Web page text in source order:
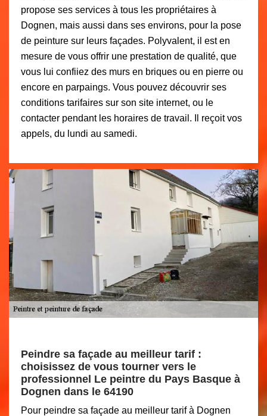
propose ses services à tous les propriétaires à
Dognen, mais aussi dans ses environs, pour la pose
de peinture sur leurs façades. Polyvalent, il est en
mesure de vous offrir une prestation de qualité, que
vous lui confiiez des murs en briques ou en pierre ou
encore en parpaings. Vous pouvez découvrir ses
conditions tarifaires sur son site internet, ou le
contacter pendant les horaires de travail. Il reçoit vos
appels, du lundi au samedi.
Peindre sa façade au meilleur tarif :
choisissez de vous tourner vers le
professionnel Le peintre du Pays Basque à
Dognen dans le 64190
Pour peindre sa façade au meilleur tarif à Dognen